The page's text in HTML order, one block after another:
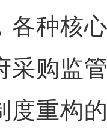
各种核
采购监
度重构